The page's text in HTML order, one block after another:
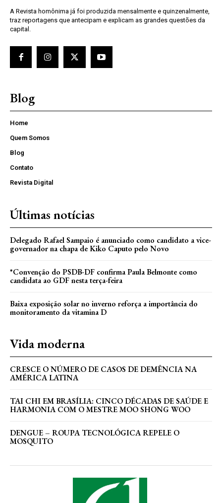
A Revista homônima já foi produzida mensalmente e quinzenalmente,
traz reportagens que antecipam e explicam as grandes questões da
capital.
Blog
Home
Quem Somos
Blog
Contato
Revista Digital
Últimas notícias
Delegado Rafael Sampaio é anunciado como candidato a vice-
governador na chapa de Kiko Caputo pelo Novo
*Convenção do PSDB-DF confirma Paula Belmonte como
candidata ao GDF nesta terça-feira
Baixa exposição solar no inverno reforça a importância do
monitoramento da vitamina D
Vida moderna
CRESCE O NÚMERO DE CASOS DE DEMÊNCIA NA
AMÉRICA LATINA
TAI CHI EM BRASÍLIA: CINCO DÉCADAS DE SAÚDE E
HARMONIA COM O MESTRE MOO SHONG WOO
DENGUE – ROUPA TECNOLÓGICA REPELE O
MOSQUITO